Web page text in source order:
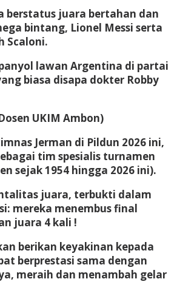
berstatus juara bertahan dan
bintang, Lionel Messi serta
Scaloni.
lawan Argentina di partai
biasa disapa dokter Robby
UKIM Ambon)
Jerman di Pildun 2026 ini,
tim spesialis turnamen
sejak 1954 hingga 2026 ini).
juara, terbukti dalam
mereka menembus final
juara 4 kali !
berikan keyakinan kepada
berprestasi sama dengan
meraih dan menambah gelar